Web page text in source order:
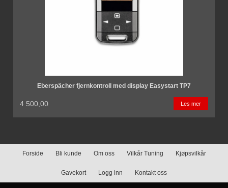
Eberspächer fjernkontroll med display Easystart TP7
4 500,00 Les mer
Forside Bli kunde Om oss Vilkår Tuning Kjøpsvilkår
Gavekort Logg inn Kontakt oss